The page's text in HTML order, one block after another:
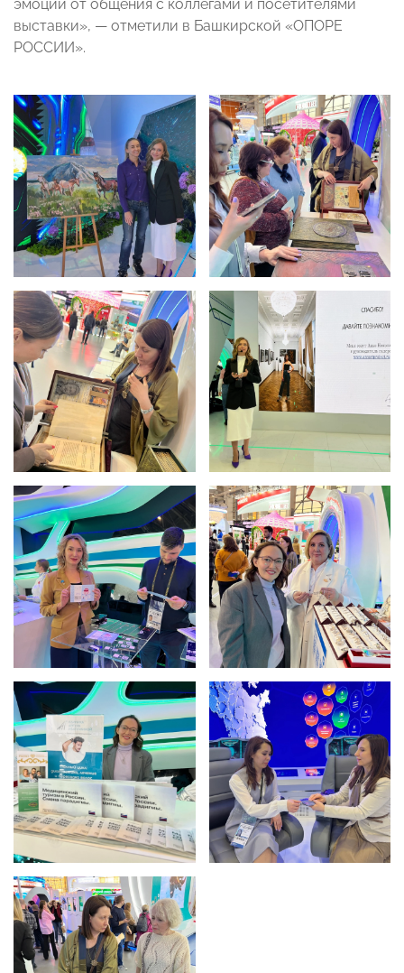
эмоций от общения с коллегами и посетителями
выставки», — отметили в Башкирской «ОПОРЕ
РОССИИ».